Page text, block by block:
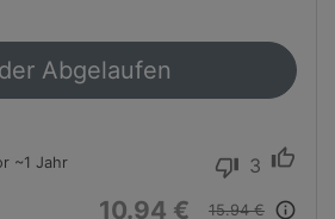
Abgelaufen
~1 Jahr thumb_down 3 thumb_up
10.94 € 15.94 € info_outline